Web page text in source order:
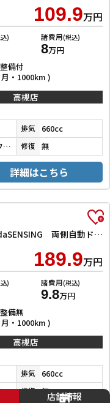
109.9万円
) 諸費用(税込)
8万円
備付
・1000km )
高槻店
排気 660cc
プラチナホワイトパール 修復 無
詳細はこちら
ターボ 届出済未使用車 禁煙車 HondaSENSING 両側自動ドア アダプティブクルーズコントロール 電子パーキング 革巻きステアリング パドルシフト 前席シートヒーター LEDヘッドライト スマートキー
189.9万円
) 諸費用(税込)
9.8万円
備無
・1000km )
高槻店
排気 660cc
プラチナホワイトパール 修復 無店舗情報